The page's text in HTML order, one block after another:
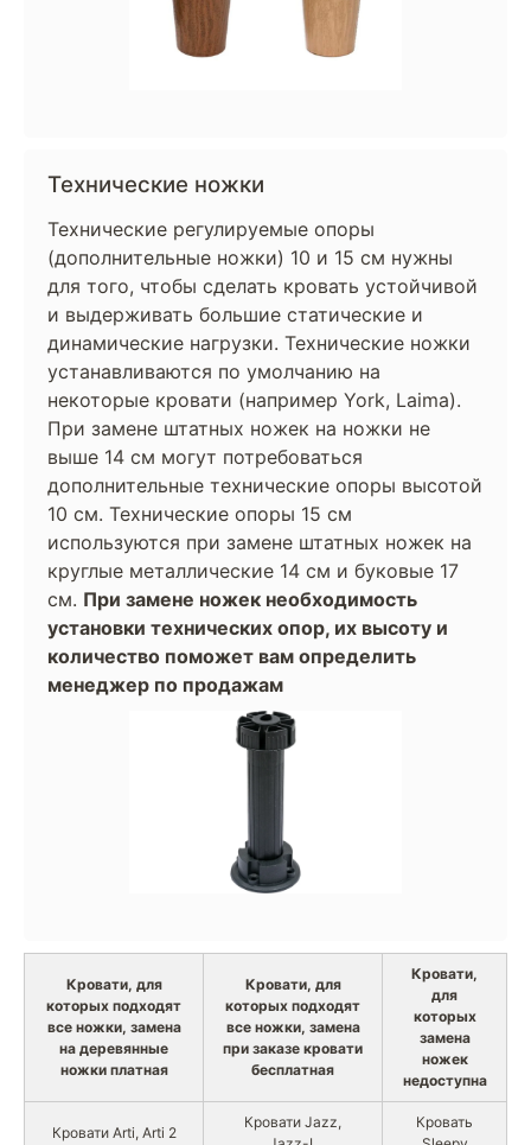
Технические ножки
Технические регулируемые опоры
(дополнительные ножки) 10 и 15 см нужны
для того, чтобы сделать кровать устойчивой
и выдерживать большие статические и
динамические нагрузки. Технические ножки
устанавливаются по умолчанию на
некоторые кровати (например York, Laima).
При замене штатных ножек на ножки не
выше 14 см могут потребоваться
дополнительные технические опоры высотой
10 см. Технические опоры 15 см
используются при замене штатных ножек на
круглые металлические 14 см и буковые 17
см. При замене ножек необходимость
установки технических опор, их высоту и
количество поможет вам определить
менеджер по продажам
Кровати, для
которых подходят
все ножки, замена
на деревянные
ножки платная
Кровати, для
которых подходят
все ножки, замена
при заказе кровати
бесплатная
Кровати,
для
которых
замена
ножек
недоступна
Кровати Arti, Arti 2
Кровати Jazz,
Кровать